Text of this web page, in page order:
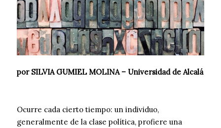
por SILVIA GUMIEL MOLINA – Universidad de Alcalá
Ocurre cada cierto tiempo: un individuo,
generalmente de la clase política, profiere una